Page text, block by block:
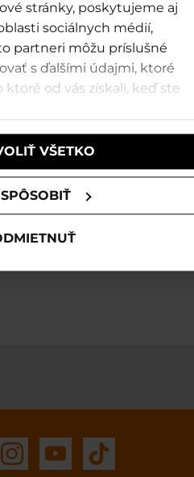
stránky, poskytujeme aj
sociálnych médií,
partneri môžu príslušné
s ďalšími údajmi, ktoré
od vás získali, keď ste
VŠETKO
cenách a akciách vo